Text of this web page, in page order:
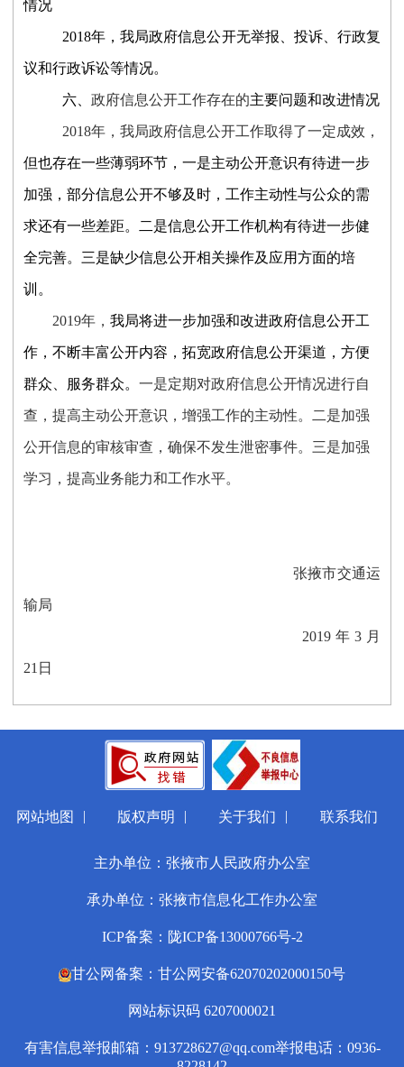
情况
2018年，我局政府信息公开无举报、投诉、行政复
议和行政诉讼等情况。
六 、政府信息公开工作存在的主要问题和改进情况
2018年，我局政府信息公开工作取得了一定成效，
但也存在一些薄弱环节，一是主动公开意识有待进一步
加强 ，部分信息公开不够及时，工作主动性与公众的需
求还有一些差距。二是信息公开工作机构有待进一步健
全完善。三是缺少信息公开相关操作及应用方面的培
训。
2019年，我局将进一步加强和改进政府信息公开工
作，不断丰富公开内容，拓宽政府信息公开渠道，方便
群众、服务群众。一是定期对政府信息公开情况进行自
查，提高主动公开意识，增强工作的主动性。 二是加强
公开信息的审核审查，确保不发生泄密事件。三是加强
学习 ，提高业务能力和工作水平。
张掖市交通运
输局
2019 年 3月
21 日
网站地图 | 版权声明 | 关于我们 | 联系我们
主办单位：张掖市人民政府办公室
承办单位：张掖市信息化工作办公室
ICP备案：陇ICP备13000766号-2
甘公网备案：甘公网安备62070202000150号
网站标识码 6207000021
有害信息举报邮箱：913728627@qq.com举报电话：0936-